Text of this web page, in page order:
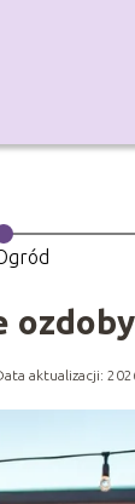
aktualizacji: